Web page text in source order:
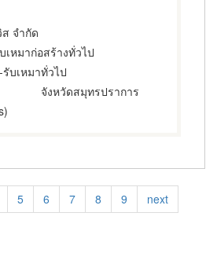
จำกัด
เหมาก่อสร้างทั่วไป
บเหมาทั่วไป
จังหวัดสมุทรปราการ
Page
5 Page
6 Page
7 Page
8 Page
9
Next
page
next